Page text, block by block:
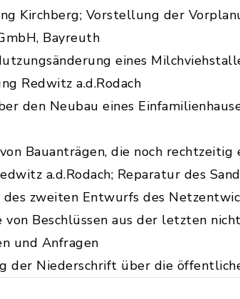
Kirchberg; Vorstellung der
Bayreuth
eines
Redwitz a.d.Rodach
den Neubau eines
Bauanträgen, die noch rechtzeitig
a.d.Rodach; Reparatur des
zweiten Entwurfs des
von Beschlüssen aus der letzten
und Anfragen
der Niederschrift über die